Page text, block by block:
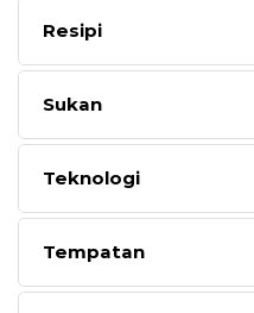
Resipi
Sukan
Teknologi
Tempatan